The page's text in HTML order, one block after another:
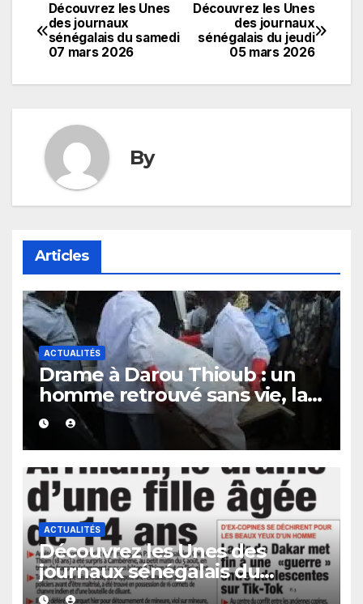
Navigation
de
l’article
Découvrez les Unes
des journaux
sénégalais du jeudi
05 mars 2026
Découvrez les Unes
des journaux
sénégalais du samedi
07 mars 2026
By
Articles
ACTUALITÉS
Drame à Darou Thioub : un
homme retrouvé sans vie, la
présence de traces de sang
alimente les premières
investigations.
ACTUALITÉS
Découvrez les Unes des
journaux sénégalais du
vendredi 07 août 2026